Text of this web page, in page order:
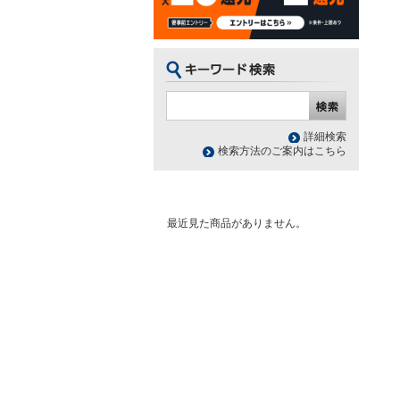
詳細検索
検索方法のご案内はこちら
最近見た商品がありません。